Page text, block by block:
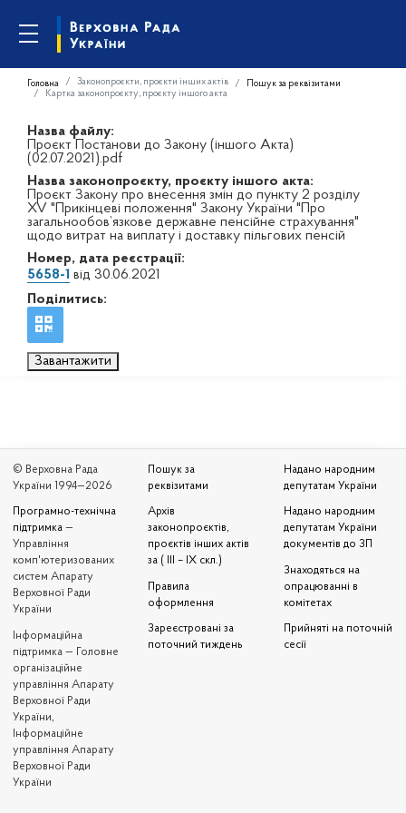
Головна Законопроєкти, проєкти інших актів
Пошук за реквізитами
Картка законопроєкту, проєкту іншого акта
Назва файлу:
Проєкт Постанови до Закону (іншого Акта)
(02.07.2021).pdf
Назва законопроєкту, проєкту іншого акта:
Проєкт Закону про внесення змін до пункту 2 розділу
XV "Прикінцеві положення" Закону України "Про
загальнообов’язкове державне пенсійне страхування"
щодо витрат на виплату і доставку пільгових пенсій
Номер, дата реєстрації:
5658-1 від 30.06.2021
Поділитись:
Завантажити
© Верховна Рада
України 1994—2026
Програмно-технічна
підтримка —
Управління
комп'ютеризованих
систем Апарату
Верховної Ради
України
Iнформаційна
підтримка — Головне
організаційне
управління Апарату
Верховної Ради
України,
Інформаційне
управління Апарату
Верховної Ради
України
Пошук за
реквізитами
Архів
законопроєктів,
проєктів інших актів
за ( III – IX скл.)
Правила
оформлення
Зареєстровані за
поточний тиждень
Надано народним
депутатам України
Надано народним
депутатам України
документів до ЗП
Знаходяться на
опрацюванні в
комітетах
Прийняті на поточній
сесії